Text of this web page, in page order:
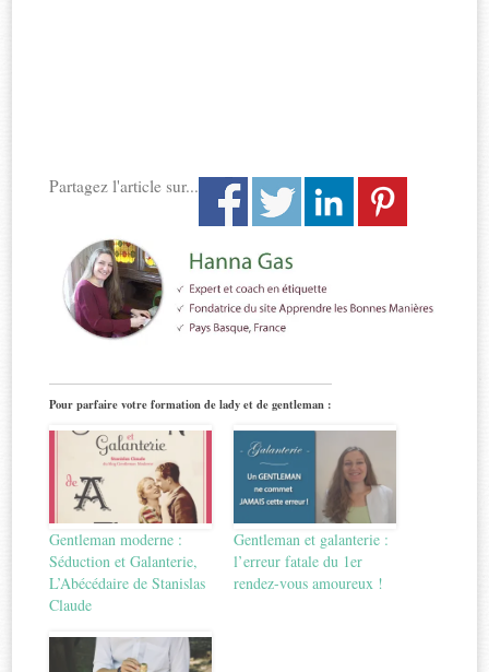
Partagez l'article sur...
Pour parfaire votre formation de lady et de gentleman :
Gentleman moderne :
Séduction et Galanterie,
L’Abécédaire de Stanislas
Claude
Gentleman et galanterie :
l’erreur fatale du 1er
rendez-vous amoureux !